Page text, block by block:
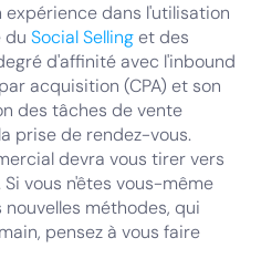
dans l'utilisation
du Social Sellinget des
d'affinité avec l'inbound
acquisition (CPA) et son
des tâches de vente
prise de rendez-vous.
devra vous tirer vers
vous n'êtes vous-même
nouvelles méthodes, qui
pensez à vous faire